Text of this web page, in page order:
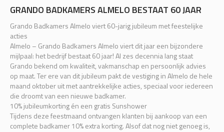
GRANDO BADKAMERS ALMELO BESTAAT 60 JAAR
Grando Badkamers Almelo viert 60-jarig jubileum met feestelijke
acties
Almelo – Grando Badkamers Almelo viert dit jaar een bijzondere
mijlpaal: het bedrijf bestaat 60 jaar! Al zes decennia lang staat
Grando bekend om kwaliteit, vakmanschap en persoonlijk advies
op maat. Ter ere van dit jubileum pakt de vestiging in Almelo de hele
maand oktober uit met aantrekkelijke acties, speciaal voor iedereen
die droomt van een nieuwe badkamer.
10% jubileumkorting én een gratis Sunshower
Tijdens deze feestmaand ontvangen klanten bij aankoop van een
complete badkamer 10% extra korting. Alsof dat nog niet genoeg is,